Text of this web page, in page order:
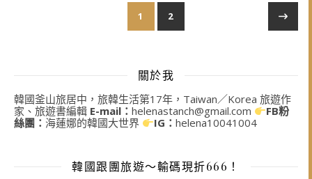
1 2
關於我
韓國釜山旅居中，旅韓生活第17年，Taiwan／Korea 旅遊作
家、旅遊書編輯 E-mail： helenastanch@gmail.com
FB粉
絲團： 海蓮娜的韓國大世界 IG：helena10041004
韓國跟團旅遊～輸碼現折666！